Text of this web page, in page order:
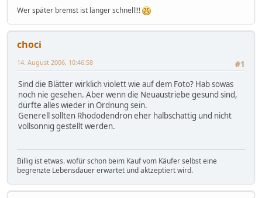
Wer später bremst ist länger schnell!!!
choci
#1
14. August 2006, 10:46:58
Sind die Blätter wirklich violett wie auf dem Foto? Hab sowas
noch nie gesehen. Aber wenn die Neuaustriebe gesund sind,
dürfte alles wieder in Ordnung sein.
Generell sollten Rhododendron eher halbschattig und nicht
vollsonnig gestellt werden.
Billig ist etwas. wofür schon beim Kauf vom Käufer selbst eine
begrenzte Lebensdauer erwartet und aktzeptiert wird.